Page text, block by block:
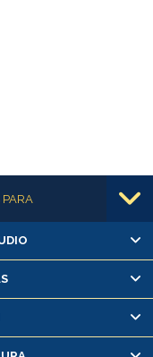
PARA
os